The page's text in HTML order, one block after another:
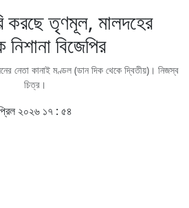
করছে তৃণমূল, মালদহের
বিজেপির
নেতা কানাই মণ্ডল (ডান দিক থেকে দ্বিতীয়)। নিজস্ব
চিত্র।
২০২৬ ১৭ : ৫৪